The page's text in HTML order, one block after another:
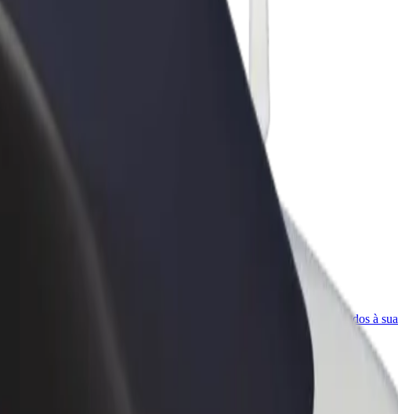
as
Bolt for Business
Produtos da Bolt ajustados à sua